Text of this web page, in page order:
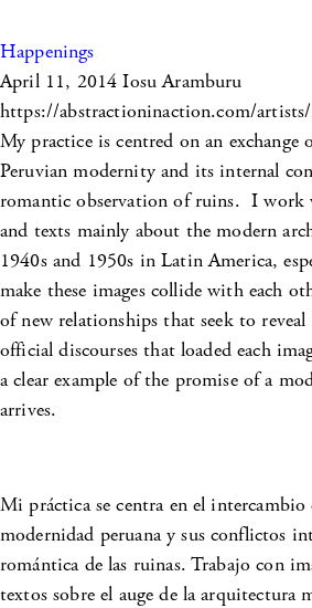
Happenings
April 11, 2014Iosu Aramburu
https://abstractioninaction.com/
My practice is centred on an exchange
Peruvian modernity and its internal
romantic observation of ruins. I work
and texts mainly about the modern
1940s and 1950s in Latin America,
make these images collide with each
of new relationships that seek to
official discourses that loaded each
a clear example of the promise of a
arrives.
Mi práctica se centra en el intercambio
modernidad peruana y sus conflictos
romántica de las ruinas. Trabajo con
textos sobre el auge de la arquitectura